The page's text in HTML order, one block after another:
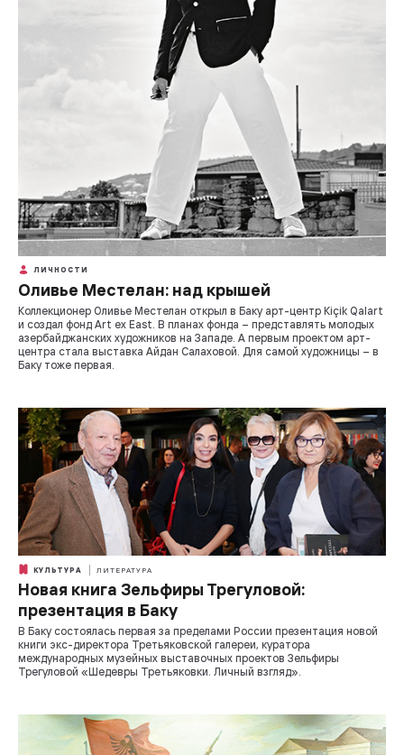
ЛИЧНОСТИ
Оливье Местелан: над крышей
Коллекционер Оливье Местелан открыл в Баку арт-центр Kiçik Qalart
и создал фонд Art ex East. В планах фонда – представлять молодых
азербайджанских художников на Западе. А первым проектом арт-
центра стала выставка Айдан Салаховой. Для самой художницы – в
Баку тоже первая.
КУЛЬТУРА ЛИТЕРАТУРА
Новая книга Зельфиры Трегуловой:
презентация в Баку
В Баку состоялась первая за пределами России презентация новой
книги экс-директора Третьяковской галереи, куратора
международных музейных выставочных проектов Зельфиры
Трегуловой «Шедевры Третьяковки. Личный взгляд».